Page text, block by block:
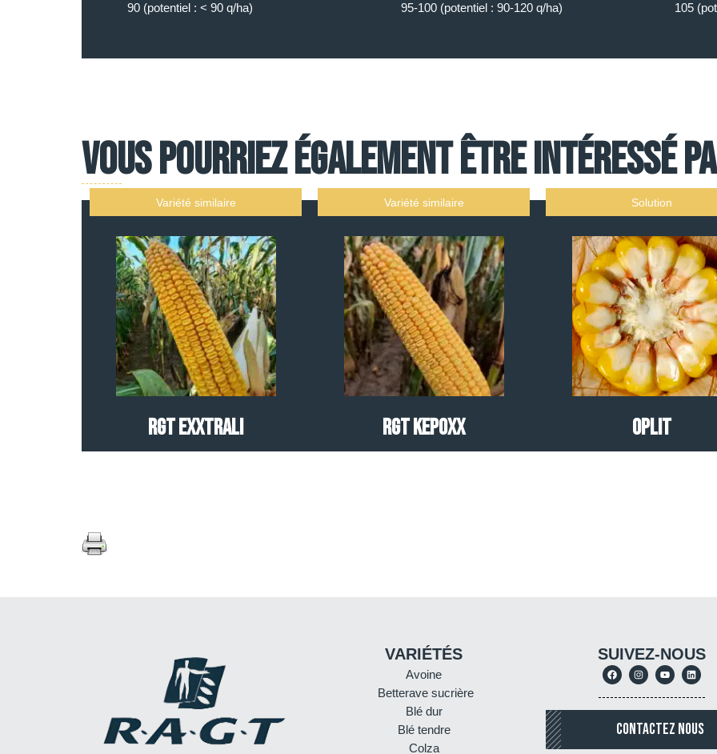
90 (potentiel : < 90 q/ha) 95-100 (potentiel : 90-120 q/ha) 105
Vous pourriez également être intéressé
Variété similaire
RGT EXXTRALI
Variété similaire
RGT KEPOXX
Solution
OpLit
VARIÉTÉS
Avoine
Betterave sucrière
Blé dur
Blé tendre
Colza
SUIVEZ-NOUS
CONTACTEZ NOUS